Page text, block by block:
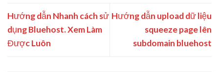
Hướng dẫn Nhanh cách sử
dụng Bluehost. Xem Làm
Được Luôn
Hướng dẫn upload dữ liệu
squeeze page lên
subdomain bluehost